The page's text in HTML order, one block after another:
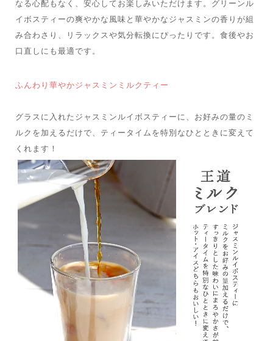
なる心配もなく、安心してお楽しみいただけます。グリーンル
イボスティーの爽やかな風味と華やかなジャスミンの香りが組
み合わさり、リラックスや気分転換にぴったりです。食後やお
口直しにも最適です。
ふんわり華やかジャスミンミルクティー
グラスに入れたジャスミンルイボスティーに、お好みの量のミ
ルクを加えるだけで、ティータイムを特別なひとときに変えて
くれます！